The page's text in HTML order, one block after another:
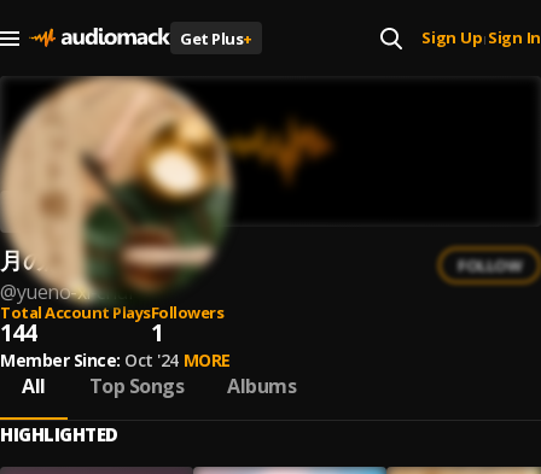
Get Plus+ Sign Up| Sign In
月の息吹
@yueno-xi-chui
FOLLOW
Total Account Plays
144
Followers
1
Member Since: Oct '24 MORE
All Top Songs Albums
HIGHLIGHTED